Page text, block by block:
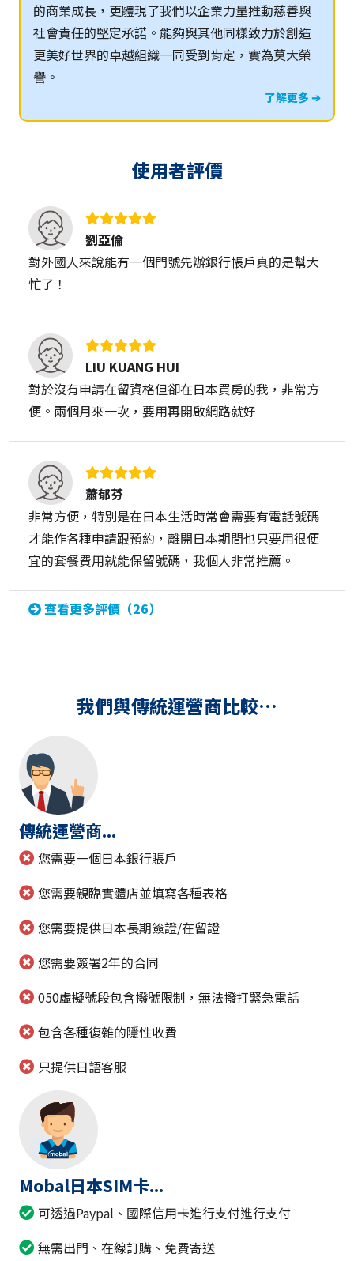
的商業成長，更體現了我們以企業力量推動慈善與
社會責任的堅定承諾。能夠與其他同樣致力於創造
更美好世界的卓越組織一同受到肯定，實為莫大榮
譽。
了解更多 ➔
使用者評價
劉亞倫
對外國人來說能有一個門號先辦銀行帳戶真的是幫大
忙了！
LIU KUANG HUI
對於沒有申請在留資格但卻在日本買房的我，非常方
便。兩個月來一次，要用再開啟網路就好
蕭郁芬
非常方便，特別是在日本生活時常會需要有電話號碼
才能作各種申請跟預約，離開日本期間也只要用很便
宜的套餐費用就能保留號碼，我個人非常推薦。
查看更多評價（26）
我們與傳統運營商比較…
傳統運營商...
您需要一個日本銀行賬戶
您需要親臨實體店並填寫各種表格
您需要提供日本長期簽證/在留證
您需要簽署2年的合同
050虛擬號段包含撥號限制，無法撥打緊急電話
包含各種復雜的隱性收費
只提供日語客服
Mobal日本SIM卡...
可透過Paypal、國際信用卡進行支付進行支付
無需出門、在線訂購、免費寄送